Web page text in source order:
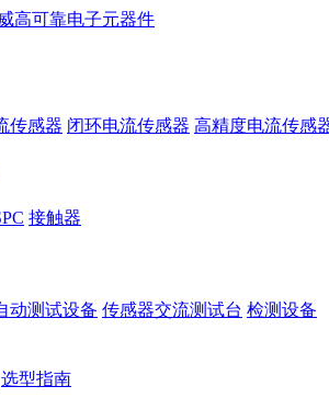
传感器 闭环电流传感器 高精度电流传感
接触器
动测试设备 传感器交流测试台 检测设备
选型指南